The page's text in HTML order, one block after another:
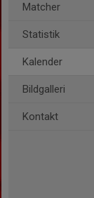
Matcher
Statistik
Kalender
Bildgalleri
Kontakt